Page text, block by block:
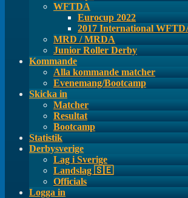
WFTDA
Eurocup 2022
2017 International
MRD / MRDA
Junior Roller Derby
Kommande
Alla kommande matcher
Evenemang/Bootcamp
Skicka in
Matcher
Resultat
Bootcamp
Statistik
Derbysverige
Lag i Sverige
Landslag 🇸🇪
Officials
Logga in